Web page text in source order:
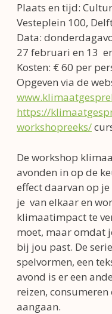
Plaats en tijd:
Vesteplein 100,
Data:
27 februari en 13
Kosten: € 60 per
Opgeven via de
https://
workshopreeks/
De workshop
avonden in op de
effect daarvan op
je van elkaar en
klimaatimpact te
moet, maar omdat
bij jou past. De
spelvormen, een
avond is er een
reizen,
aangaan.